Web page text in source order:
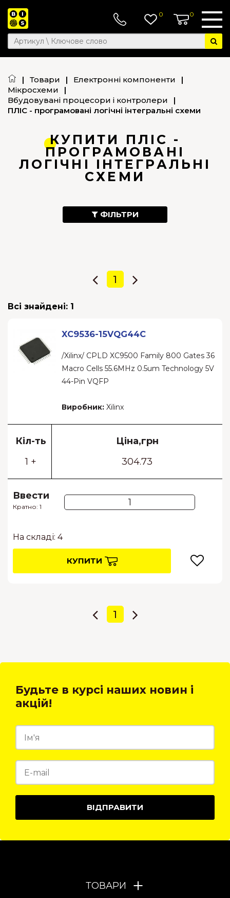
0 0
| Товари | Електронні компоненти
|
Мікросхеми
|
Вбудовувані процесори і контролери
|
ПЛІС - програмовані логічні інтегральні схеми
КУПИТИ ПЛІС -
ПРОГРАМОВАНІ
ЛОГІЧНІ ІНТЕГРАЛЬНІ
СХЕМИ
ФІЛЬТРИ
1
Всі знайдені: 1
XC9536-15VQG44C
/Xilinx/ CPLD XC9500 Family 800 Gates 36
Macro Cells 55.6MHz 0.5um Technology 5V
44-Pin VQFP
Виробник: Xilinx
Кіл-ть
1 +
Ціна,грн
304.73
Ввести
Кратно: 1
На складі: 4
КУПИТИ
1
Будьте в курсі наших новин і
акцій!
ВІДПРАВИТИ
ТОВАРИ